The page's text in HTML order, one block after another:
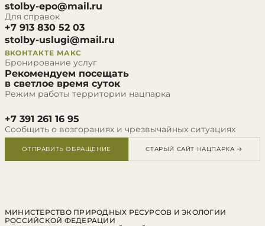
stolby-epo@mail.ru
Для справок
+7 913 830 52 03
stolby-uslugi@mail.ru
ВКОНТАКТЕ МАКС
Бронирование услуг
Рекомендуем посещать
в светлое время суток
Режим работы территории нацпарка
+7 391 261 16 95
Сообщить о возгораниях и чрезвычайных ситуациях
ОТПРАВИТЬ ОБРАЩЕНИЕ СТАРЫЙ САЙТ НАЦПАРКА →
МИНИСТЕРСТВО ПРИРОДНЫХ РЕСУРСОВ И ЭКОЛОГИИ
РОССИЙСКОЙ ФЕДЕРАЦИИ